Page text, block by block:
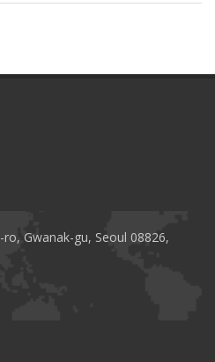
Gwanak-gu, Seoul 08826,